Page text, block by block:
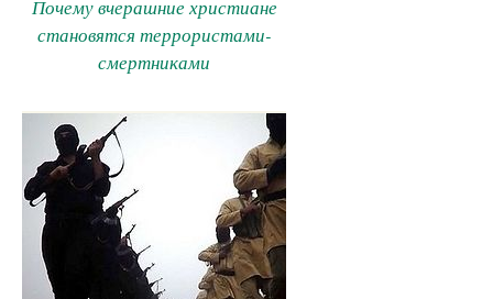
Почему вчерашние христиане
становятся террористами-
смертниками